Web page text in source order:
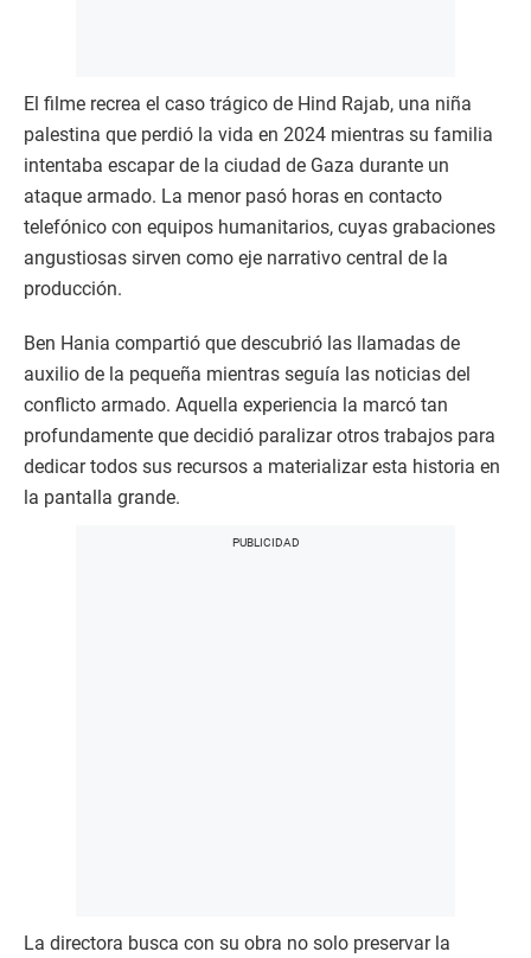
El filme recrea el caso trágico de Hind Rajab, una niña
palestina que perdió la vida en 2024 mientras su familia
intentaba escapar de la ciudad de Gaza durante un
ataque armado. La menor pasó horas en contacto
telefónico con equipos humanitarios, cuyas grabaciones
angustiosas sirven como eje narrativo central de la
producción.
Ben Hania compartió que descubrió las llamadas de
auxilio de la pequeña mientras seguía las noticias del
conflicto armado. Aquella experiencia la marcó tan
profundamente que decidió paralizar otros trabajos para
dedicar todos sus recursos a materializar esta historia en
la pantalla grande.
La directora busca con su obra no solo preservar la